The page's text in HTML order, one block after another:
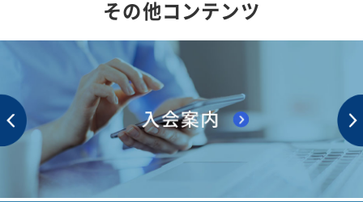
その他コンテンツ